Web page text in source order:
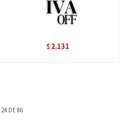
$ 2.131
24 DE86